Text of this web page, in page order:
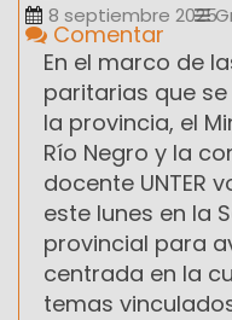
8 septiembre 2025
Comentar
En el marco de
paritarias que
la provincia, el
Río Negro y la
docente UNTER
este lunes en la
provincial para
centrada en la
temas